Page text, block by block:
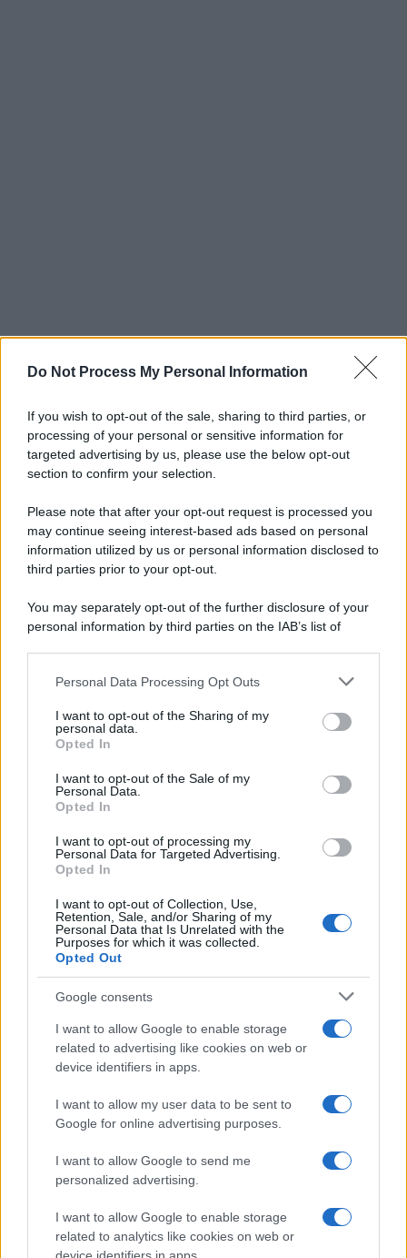
Do Not Process My Personal Information
If you wish to opt-out of the sale, sharing to third parties, or
processing of your personal or sensitive information for
targeted advertising by us, please use the below opt-out
section to confirm your selection.
Please note that after your opt-out request is processed you
may continue seeing interest-based ads based on personal
information utilized by us or personal information disclosed to
third parties prior to your opt-out.
You may separately opt-out of the further disclosure of your
personal information by third parties on the IAB’s list of
This information may also be disclosed by us to third parties
disclose it to other third parties.
Please note that this website/app uses one or more Google
services and may gather and store information including but
not limited to your visit or usage behaviour. You may click to
grant or deny consent to Google and its third-party tags to
consent section.
Personal Data Processing Opt Outs
I want to opt-out of the Sharing of my
personal data.
Opted In
I want to opt-out of the Sale of my
Personal Data.
Opted In
I want to opt-out of processing my
Personal Data for Targeted Advertising.
Opted In
I want to opt-out of Collection, Use,
Retention, Sale, and/or Sharing of my
Personal Data that Is Unrelated with the
Purposes for which it was collected.
Opted Out
Google consents
I want to allow Google to enable storage
related to advertising like cookies on web or
device identifiers in apps.
I want to allow my user data to be sent to
Google for online advertising purposes.
I want to allow Google to send me
personalized advertising.
I want to allow Google to enable storage
related to analytics like cookies on web or